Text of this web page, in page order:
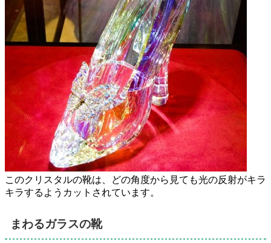
このクリスタルの靴は、どの角度から見ても光の反射がキラ
キラするようカットされています。
まわるガラスの靴